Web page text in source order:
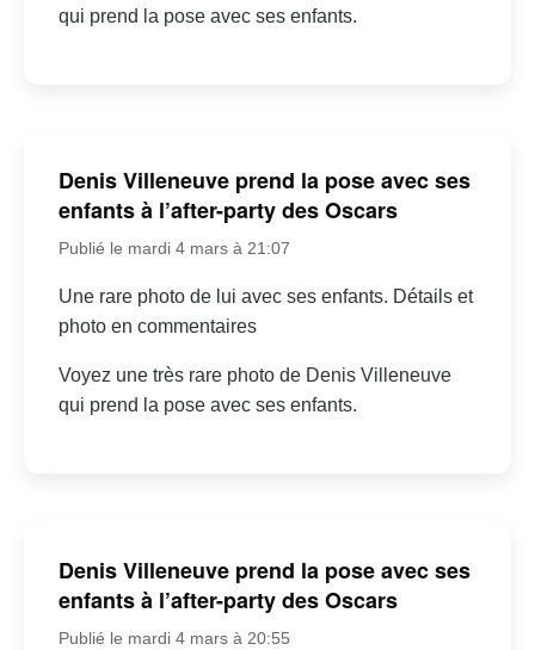
qui prend la pose avec ses enfants.
Denis Villeneuve prend la pose avec ses
enfants à l’after-party des Oscars
Publié le mardi 4 mars à 21:07
Une rare photo de lui avec ses enfants. Détails et
photo en commentaires
Voyez une très rare photo de Denis Villeneuve
qui prend la pose avec ses enfants.
Denis Villeneuve prend la pose avec ses
enfants à l’after-party des Oscars
Publié le mardi 4 mars à 20:55